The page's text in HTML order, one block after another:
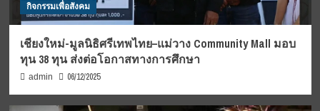
กิจกรรมเพื่อสังคม
เชียงใหม่-มูลนิธิศรีเทพไทย–แม่วาง Community Mall มอบ
ทุน 38 ทุน ส่งต่อโอกาสทางการศึกษา
admin 06/12/2025